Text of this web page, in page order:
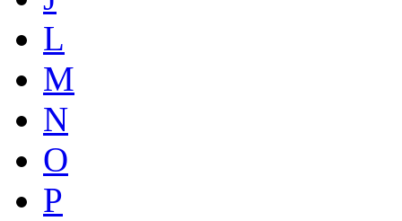
L
M
N
O
P